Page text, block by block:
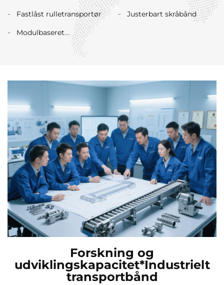
Fastlåst rulletransportør
Justerbart skråbånd
Modulbaseret
automatisk sortering
Forskning og
udviklingskapacitet*Industrielt
transportbånd